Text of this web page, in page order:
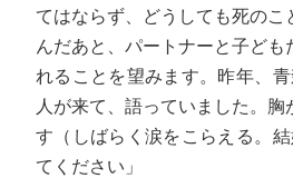
てはならず、どうしても死のこ
んだあと、パートナーと子ども
れることを望みます。昨年、
人が来て、語っていました。胸
す（しばらく涙をこらえる。
てください」